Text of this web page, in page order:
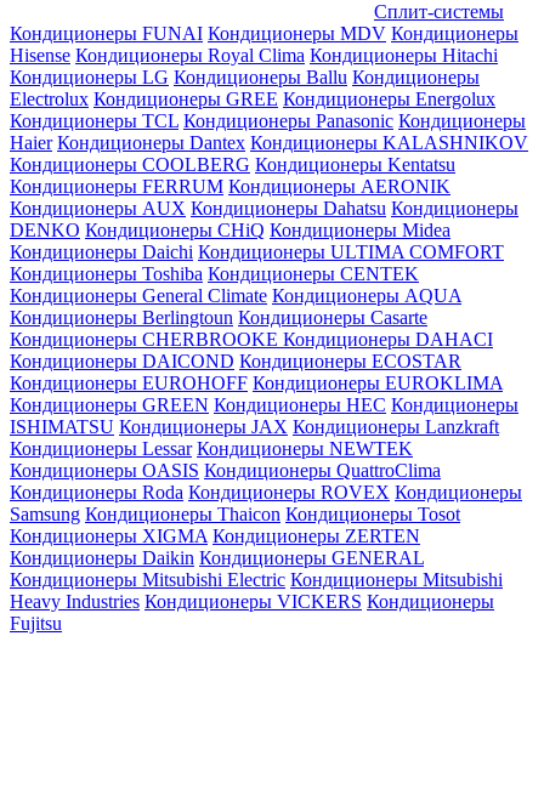
Сплит-системы
Кондиционеры FUNAI Кондиционеры MDV Кондиционеры
Hisense Кондиционеры Royal Clima Кондиционеры Hitachi
Кондиционеры LG Кондиционеры Ballu Кондиционеры
Electrolux Кондиционеры GREE Кондиционеры Energolux
Кондиционеры TCL Кондиционеры Panasonic Кондиционеры
Haier Кондиционеры Dantex Кондиционеры KALASHNIKOV
Кондиционеры СOOLBERG Кондиционеры Kentatsu
Кондиционеры FERRUM Кондиционеры AERONIK
Кондиционеры AUX Кондиционеры Dahatsu Кондиционеры
DENKO Кондиционеры CHiQ Кондиционеры Midea
Кондиционеры Daichi Кондиционеры ULTIMA COMFORT
Кондиционеры Toshiba Кондиционеры CENTEK
Кондиционеры General Climate Кондиционеры AQUA
Кондиционеры Berlingtoun Кондиционеры Casarte
Кондиционеры CHERBROOKE Кондиционеры DAHACI
Кондиционеры DAICOND Кондиционеры ECOSTAR
Кондиционеры EUROHOFF Кондиционеры EUROKLIMA
Кондиционеры GREEN Кондиционеры HEC Кондиционеры
ISHIMATSU Кондиционеры JAX Кондиционеры Lanzkraft
Кондиционеры Lessar Кондиционеры NEWTEK
Кондиционеры OASIS Кондиционеры QuattroClima
Кондиционеры Roda Кондиционеры ROVEX Кондиционеры
Samsung Кондиционеры Thaicon Кондиционеры Tosot
Кондиционеры XIGMA Кондиционеры ZERTEN
Кондиционеры Daikin Кондиционеры GENERAL
Кондиционеры Mitsubishi Electric Кондиционеры Mitsubishi
Heavy Industries Кондиционеры VICKERS Кондиционеры
Fujitsu